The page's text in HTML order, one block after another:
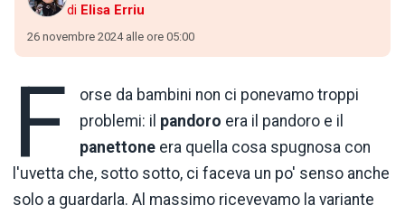
di Elisa Erriu
26 novembre 2024 alle ore 05:00
F
orse da bambini non ci ponevamo troppi
problemi: il pandoro era il pandoro e il
panettone era quella cosa spugnosa con
l'uvetta che, sotto sotto, ci faceva un po' senso anche
solo a guardarla. Al massimo ricevevamo la variante